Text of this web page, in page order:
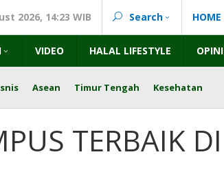
2026, 14:23 WIB Search HOME
VIDEO HALAL LIFESTYLE OPINI
Asean Timur Tengah Kesehatan
TERBAIK DI